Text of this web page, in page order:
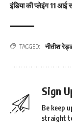
इंडिया की प्लेइंग 11 आई
TAGGED: नीतीश
Sign
Be keep
straight